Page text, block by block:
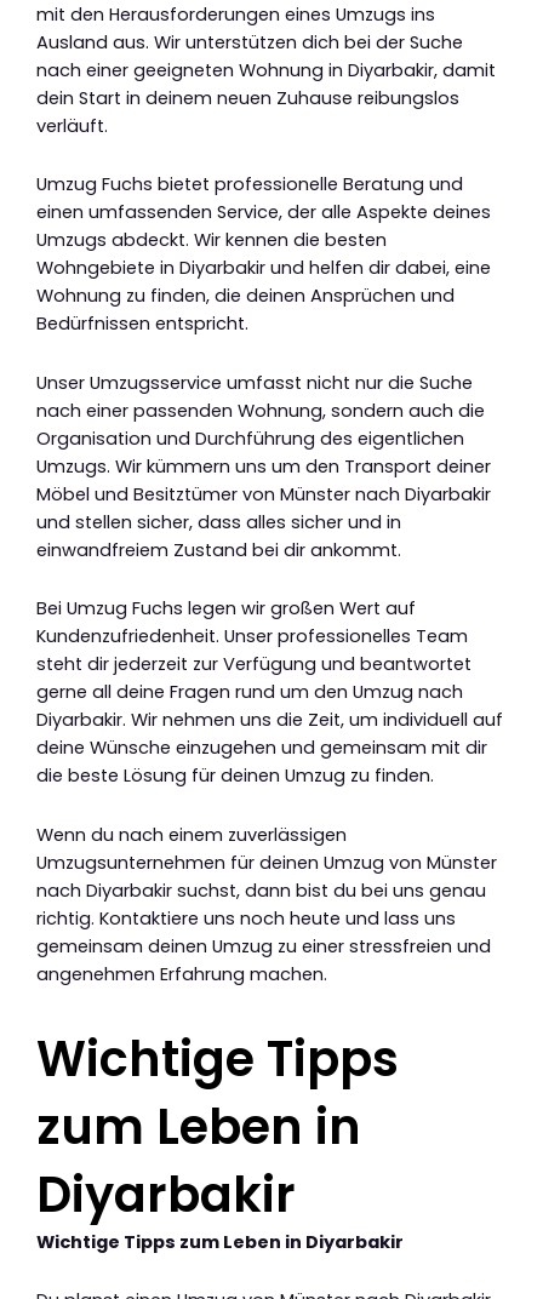
mit den Herausforderungen eines Umzugs ins
Ausland aus. Wir unterstützen dich bei der Suche
nach einer geeigneten Wohnung in Diyarbakir, damit
dein Start in deinem neuen Zuhause reibungslos
verläuft.
Umzug Fuchs bietet professionelle Beratung und
einen umfassenden Service, der alle Aspekte deines
Umzugs abdeckt. Wir kennen die besten
Wohngebiete in Diyarbakir und helfen dir dabei, eine
Wohnung zu finden, die deinen Ansprüchen und
Bedürfnissen entspricht.
Unser Umzugsservice umfasst nicht nur die Suche
nach einer passenden Wohnung, sondern auch die
Organisation und Durchführung des eigentlichen
Umzugs. Wir kümmern uns um den Transport deiner
Möbel und Besitztümer von Münster nach Diyarbakir
und stellen sicher, dass alles sicher und in
einwandfreiem Zustand bei dir ankommt.
Bei Umzug Fuchs legen wir großen Wert auf
Kundenzufriedenheit. Unser professionelles Team
steht dir jederzeit zur Verfügung und beantwortet
gerne all deine Fragen rund um den Umzug nach
Diyarbakir. Wir nehmen uns die Zeit, um individuell auf
deine Wünsche einzugehen und gemeinsam mit dir
die beste Lösung für deinen Umzug zu finden.
Wenn du nach einem zuverlässigen
Umzugsunternehmen für deinen Umzug von Münster
nach Diyarbakir suchst, dann bist du bei uns genau
richtig. Kontaktiere uns noch heute und lass uns
gemeinsam deinen Umzug zu einer stressfreien und
angenehmen Erfahrung machen.
Wichtige Tipps
zum Leben in
Diyarbakir
Wichtige Tipps zum Leben in Diyarbakir